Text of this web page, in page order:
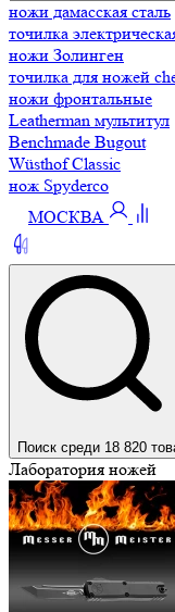
ножи дамасская сталь
точилка
ножи Золинген
точилка для ножей
ножи фронтальные
Leatherman мультитул
Benchmade Bugout
Wüsthof Classic
нож Spyderco
МОСКВА
Поиск среди 18 820
Лаборатория ножей